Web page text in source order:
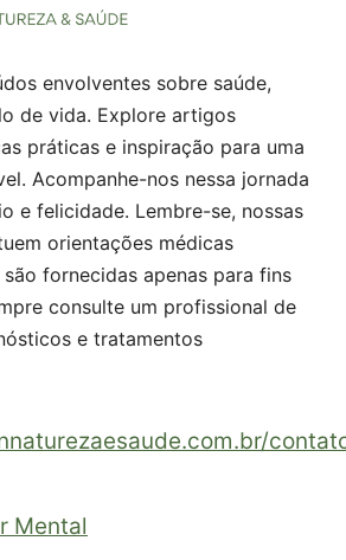
envolventes sobre saúde,
de vida. Explore artigos
práticas e inspiração para uma
Acompanhe-nos nessa jornada
e felicidade. Lembre-se, nossas
orientações médicas
fornecidas apenas para fins
consulte um profissional de
e tratamentos
Mental